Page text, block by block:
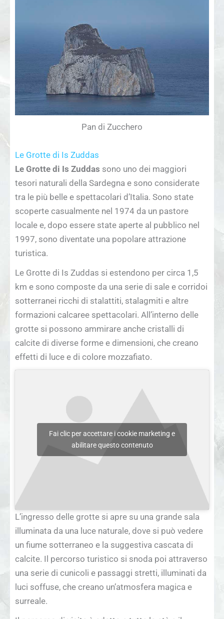
Pan di Zucchero
Le Grotte di Is Zuddas
Le Grotte di Is Zuddas sono uno dei maggiori
tesori naturali della Sardegna e sono considerate
tra le più belle e spettacolari d’Italia. Sono state
scoperte casualmente nel 1974 da un pastore
locale e, dopo essere state aperte al pubblico nel
1997, sono diventate una popolare attrazione
turistica.
Le Grotte di Is Zuddas si estendono per circa 1,5
km e sono composte da una serie di sale e corridoi
sotterranei ricchi di stalattiti, stalagmiti e altre
formazioni calcaree spettacolari. All’interno delle
grotte si possono ammirare anche cristalli di
calcite di diverse forme e dimensioni, che creano
effetti di luce e di colore mozzafiato.
Fai clic per accettare i cookie marketing e
abilitare questo contenuto
L’ingresso delle grotte si apre su una grande sala
illuminata da una luce naturale, dove si può vedere
un fiume sotterraneo e la suggestiva cascata di
calcite. Il percorso turistico si snoda poi attraverso
una serie di cunicoli e passaggi stretti, illuminati da
luci soffuse, che creano un’atmosfera magica e
surreale.